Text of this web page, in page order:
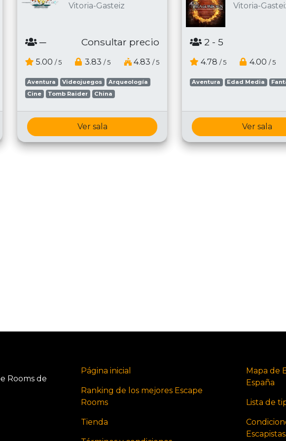
Vitoria-Gasteiz
─ Consultar precio
5.00 / 5 3.83 / 5 4.83 / 5
Aventura Videojuegos
Arqueología
Cine
Tomb Raider China
Ver sala
Vitoria-
2 - 5
4.78 / 5 4.00 / 5
Aventura Edad Media
Ver sala
Rooms de
Página inicial
Ranking de los mejores Escape
Rooms
Tienda
Mapa de
España
Lista de